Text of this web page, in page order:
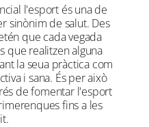
l'esport és una de
sinònim de salut. Des
que cada vegada
que realitzen alguna
la seua pràctica com
i sana. És per això
de fomentar l'esport
fins a les